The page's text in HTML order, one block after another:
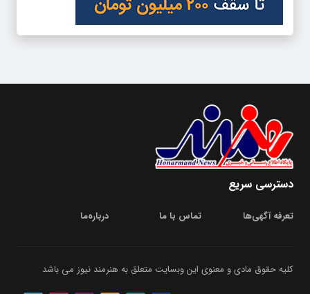
دسترسی سریع
تعرفه آگهی‌ها تماس با ما درباره‌‌ما
کلیه حقوق مادی و معنوی این وبسایت متعلق به هنرمند نیوز می باشد